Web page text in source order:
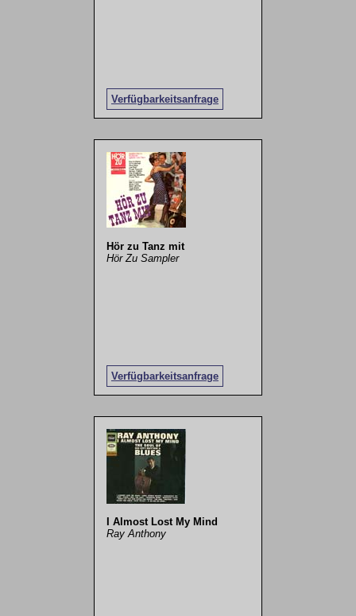
Verfügbarkeitsanfrage
Hör zu Tanz mit
Hör Zu Sampler
Verfügbarkeitsanfrage
I Almost Lost My Mind
Ray Anthony